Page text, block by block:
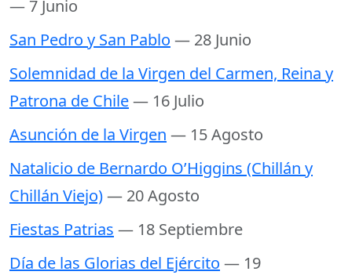
— 7 Junio
San Pedro y San Pablo — 28 Junio
Solemnidad de la Virgen del Carmen, Reina y
Patrona de Chile— 16 Julio
Asunción de la Virgen — 15 Agosto
Natalicio de Bernardo O’Higgins (Chillán y
Chillán Viejo)— 20 Agosto
Fiestas Patrias — 18 Septiembre
Día de las Glorias del Ejército — 19